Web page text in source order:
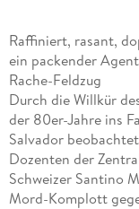
Raffiniert, rasant,
ein packender
Rache-Feldzug
Durch die Willkür
der 80er-Jahre ins
Salvador
Dozenten der
Schweizer Santino
Mord-Komplott